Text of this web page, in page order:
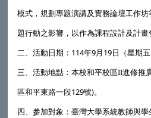
模式，規劃專題演講及實務論壇工作
題行動之影響，以作為課程設計及計畫
二、活動日期：114年9月19日（星期五
三、活動地點：本校和平校區II進修推
區和平東路一段129號)。
四、參加對象：臺灣大學系統教師與